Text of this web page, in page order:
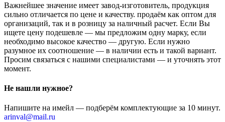
Важнейшее значение имеет завод-изготовитель, продукция
сильно отличается по цене и качеству. продаём как оптом для
организаций, так и в розницу за наличный расчет. Если Вы
ищете цену подешевле — мы предложим одну марку, если
необходимо высокое качество — другую. Если нужно
разумное их соотношение — в наличии есть и такой вариант.
Просим связаться с нашими специалистами — и уточнять этот
момент.
Не нашли нужное?
Напишите на имейл — подберём комплектующие за 10 минут.
arinval@mail.ru